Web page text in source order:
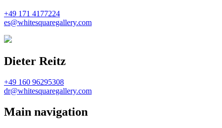
+49 171 4177224
es@whitesquaregallery.com
Dieter Reitz
+49 160 96295308
dr@whitesquaregallery.com
Main navigation